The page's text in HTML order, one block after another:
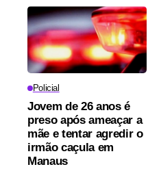
Policial
Jovem de 26 anos é
preso após ameaçar a
mãe e tentar agredir o
irmão caçula em
Manaus